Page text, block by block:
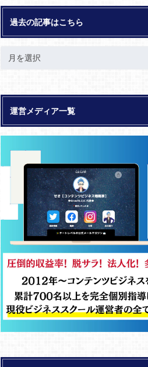
過去の記事はこちら
運営メディア一覧